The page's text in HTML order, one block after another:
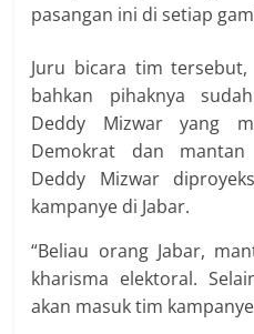
pasangan ini di setiap
Juru bicara tim tersebut,
bahkan pihaknya
Deddy Mizwar yang
Demokrat dan
Deddy Mizwar
kampanye di Jabar.
“Beliau orang Jabar,
kharisma elektoral.
akan masuk tim